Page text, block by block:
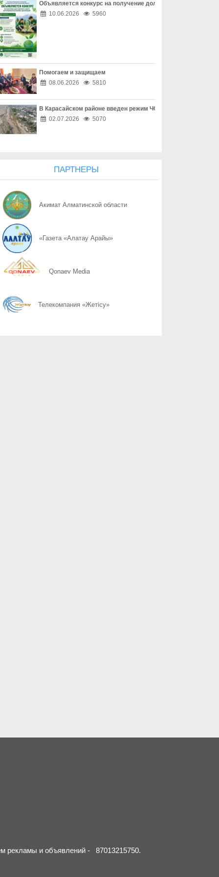
06.08 Инвестиции в здоровье
06.08 Борьба с наркоманией выходит на новый уровень
06.08 Наркотическая зависимость разрушает здоровье
06.08 Собственник обязан соблюдать законодательство
06.08 Опасный обгон – риск для каждого
06.08 Перекресток, где победила вежливость
06.08 Дом, где праздник заканчивается бедой
06.08
06.08
06.08 Қоршаған ортамыздың тазалығын сақтау – баршамыздың ортақ
Объявляется конкурс на получение долгосрочного гранта
10.06.2026
5960
Помогаем и защищаем
08.06.2026
5810
В Карасайском районе введен режим ЧС местного масштаба
02.07.2026
5070
ПАРТНЕРЫ
Акимат Алматинской области
«Газета «Алатау Арайы»
Qonaev Media
Телекомпания «Жетісу»
рекламы и объявлений - 87013215750.